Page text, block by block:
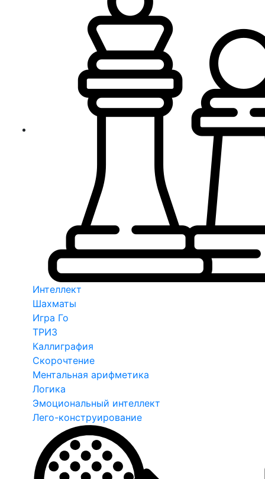
Интеллект
Шахматы
Игра Го
ТРИЗ
Каллиграфия
Скорочтение
Ментальная арифметика
Логика
Эмоциональный интеллект
Лего-конструирование